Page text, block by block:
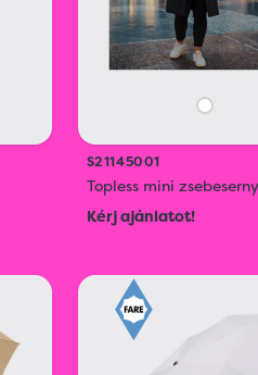
S21145001
Topless mini
Kérj ajánlatot!